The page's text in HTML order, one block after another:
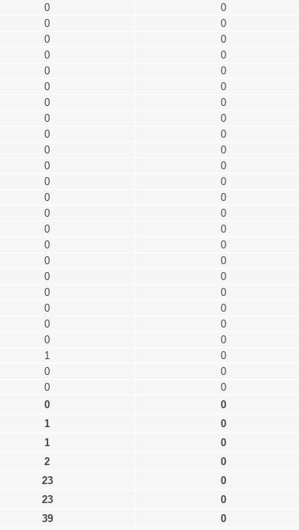
0 0
0 0
0 0
0 0
0 0
0 0
0 0
0 0
0 0
0 0
0 0
0 0
0 0
0 0
0 0
0 0
0 0
0 0
0 0
0 0
0 0
0 0
1 0
0 0
0 0
0 0
1 0
1 0
2 0
23 0
23 0
39 0